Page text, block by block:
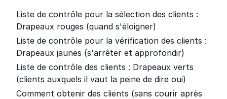
Liste de contrôle pour la sélection des clients :
Drapeaux rouges (quand s'éloigner)
Liste de contrôle pour la vérification des clients :
Drapeaux jaunes (s'arrêter et approfondir)
Liste de contrôle des clients : Drapeaux verts
(clients auxquels il vaut la peine de dire oui)
Comment obtenir des clients (sans courir après